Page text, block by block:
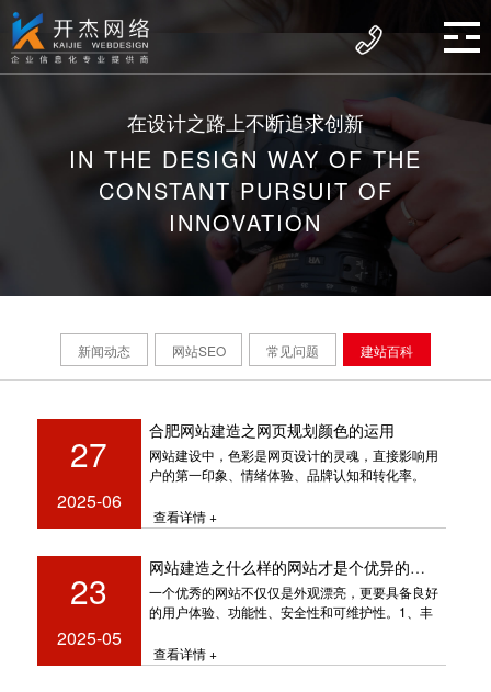
在设计之路上不断追求创新
IN THE DESIGN WAY OF THE
CONSTANT PURSUIT OF
INNOVATION
新闻动态 网站SEO 常见问题 建站百科
27
2025-06
合肥网站建造之网页规划颜色的运用
网站建设中，色彩是网页设计的灵魂，直接影响用
户的第一印象、情绪体验、品牌认知和转化率。
查看详情 +
23
2025-05
网站建造之什么样的网站才是个优异的网站
一个优秀的网站不仅仅是外观漂亮，更要具备良好
的用户体验、功能性、安全性和可维护性。1、丰
查看详情 +